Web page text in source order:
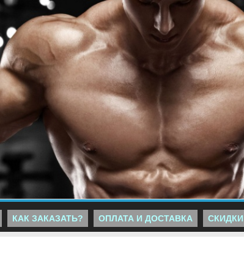
КАК ЗАКАЗАТЬ? ОПЛАТА И ДОСТАВКА СКИДКИ